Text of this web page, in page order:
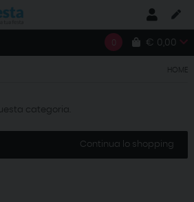
0 € 0,00
HOME
categoria.
Continua lo shopping